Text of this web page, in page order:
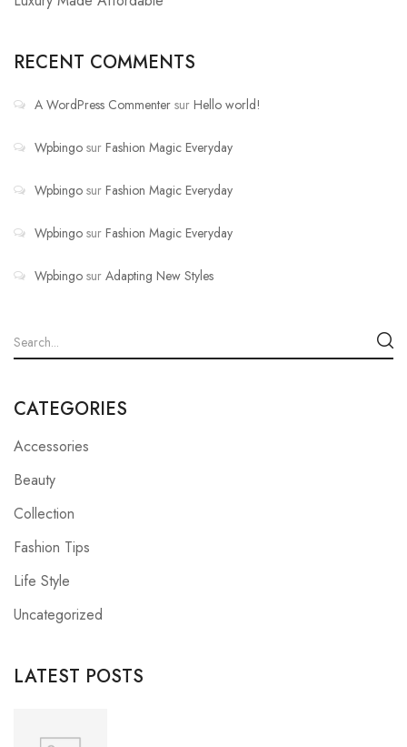
RECENT COMMENTS
A WordPress Commenter sur Hello world!
Wpbingo sur Fashion Magic Everyday
Wpbingo sur Fashion Magic Everyday
Wpbingo sur Fashion Magic Everyday
Wpbingo sur Adapting New Styles
CATEGORIES
Accessories
Beauty
Collection
Fashion Tips
Life Style
Uncategorized
LATEST POSTS